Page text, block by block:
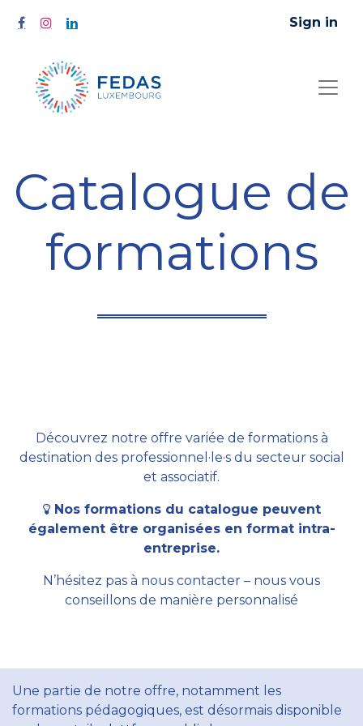
Sign in
Catalogue de
formations
Découvrez notre offre variée de formations à
destination des professionnel·le·s du secteur social
et associatif.
Nos formations du catalogue peuvent
également être organisées en format intra-
entreprise.
N’hésitez pas à nous contacter – nous vous
conseillons de manière personnalisé
Une partie de notre offre, notamment les
formations pédagogiques, est désormais disponible